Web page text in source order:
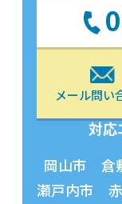
メール問い
対応
岡山市 倉
瀬戸内市